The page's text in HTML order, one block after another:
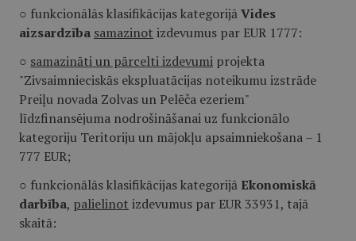
○ funkcionālās klasifikācijas kategorijāVides
aizsardzība samazinot izdevumus par EUR 1777:
○ samazināti un pārcelti izdevumi projekta
"Zivsaimnieciskās ekspluatācijas noteikumu izstrāde
Preiļu novada Zolvas un Pelēča ezeriem"
līdzfinansējuma nodrošināšanai uz funkcionālo
kategoriju Teritoriju un mājokļu apsaimniekošana – 1
777 EUR;
○ funkcionālās klasifikācijas kategorijā Ekonomiskā
darbība, palielinot izdevumus par EUR 33931, tajā
skaitā: